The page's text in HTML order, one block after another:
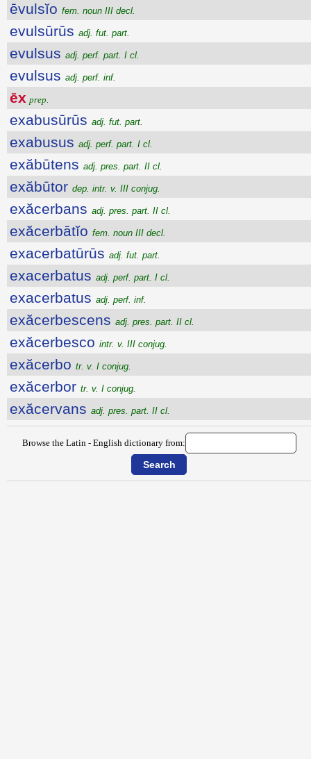
ēvulsĭo fem. noun III decl.
evulsūrūs adj. fut. part.
evulsus adj. perf. part. I cl.
evulsus adj. perf. inf.
ēx prep.
exabusūrūs adj. fut. part.
exabusus adj. perf. part. I cl.
exăbūtens adj. pres. part. II cl.
exăbūtor dep. intr. v. III conjug.
exăcerbans adj. pres. part. II cl.
exăcerbātĭo fem. noun III decl.
exacerbatūrūs adj. fut. part.
exacerbatus adj. perf. part. I cl.
exacerbatus adj. perf. inf.
exăcerbescens adj. pres. part. II cl.
exăcerbesco intr. v. III conjug.
exăcerbo tr. v. I conjug.
exăcerbor tr. v. I conjug.
exăcervans adj. pres. part. II cl.
Browse the Latin - English dictionary from: